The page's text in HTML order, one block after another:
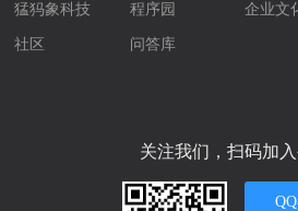
猛犸象科技 程序园
社区 问答库
企业文
关注我们，扫码加